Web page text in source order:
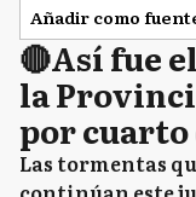
Añadir como
🔴Así fue
la
por cuarto
Las tormentas